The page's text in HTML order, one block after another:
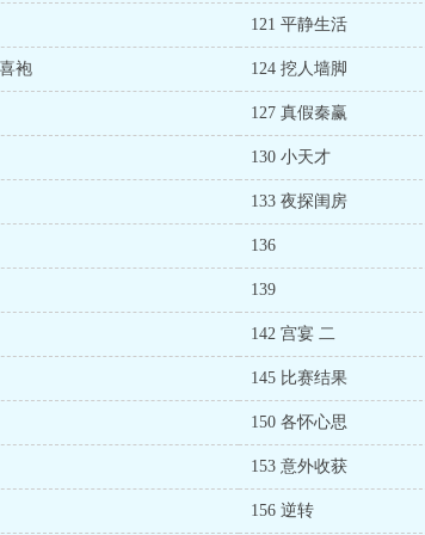
121 平静生活
袍 124 挖人墙脚
127 真假秦赢
130 小天才
133 夜探闺房
136
139
142 宫宴 二
145 比赛结果
150 各怀心思
153 意外收获
156 逆转